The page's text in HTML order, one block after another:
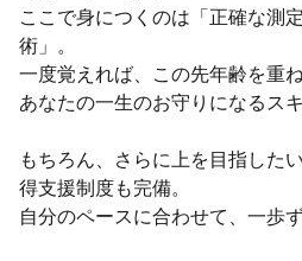
ここで身につくのは「正確な測
術」。
一度覚えれば、この先年齢を重
あなたの一生のお守りになるスキ
もちろん、さらに上を目指した
得支援制度も完備。
自分のペースに合わせて、一歩